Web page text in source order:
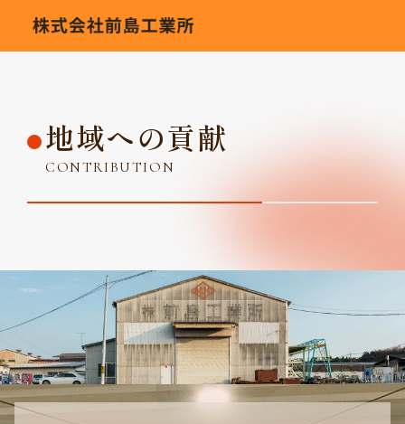
地域への貢献
CONTRIBUTION